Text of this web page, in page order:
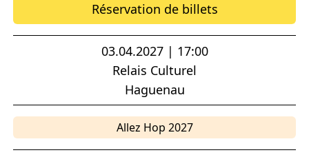
Réservation de billets
03.04.2027 | 17:00
Relais Culturel
Haguenau
Allez Hop 2027